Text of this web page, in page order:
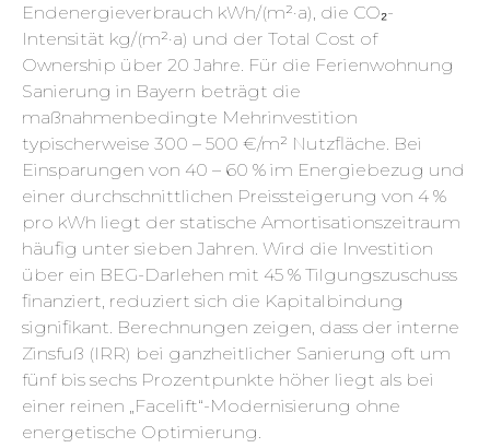
Endenergieverbrauch kWh/(m²·a), die CO₂-
Intensität kg/(m²·a) und der Total Cost of
Ownership über 20 Jahre. Für die Ferienwohnung
Sanierung in Bayern beträgt die
maßnahmenbedingte Mehrinvestition
typischerweise 300 – 500 €/m² Nutzfläche. Bei
Einsparungen von 40 – 60 % im Energiebezug und
einer durchschnittlichen Preissteigerung von 4 %
pro kWh liegt der statische Amortisationszeitraum
häufig unter sieben Jahren. Wird die Investition
über ein BEG-Darlehen mit 45 % Tilgungszuschuss
finanziert, reduziert sich die Kapitalbindung
signifikant. Berechnungen zeigen, dass der interne
Zinsfuß (IRR) bei ganzheitlicher Sanierung oft um
fünf bis sechs Prozentpunkte höher liegt als bei
einer reinen „Facelift“-Modernisierung ohne
energetische Optimierung.